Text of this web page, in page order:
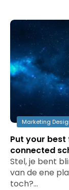
Marketing
Put your
connected
Stel, je bent
van de ene
toch?…